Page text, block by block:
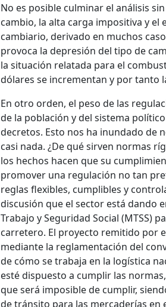
No es posible culminar el análisis
cambio, la alta carga impositiva y el
cambiario, derivado en muchos
provoca la depresión del tipo de
la situación relatada para el
dólares se incrementan y por tanto
En otro orden, el peso de las
de la población y del sistema
decretos. Esto nos ha inundado de
casi nada. ¿De qué sirven normas
los hechos hacen que su
promover una regulación no tan
reglas flexibles, cumplibles y
discusión que el sector está dando
Trabajo y Seguridad Social (MTSS)
carretero. El proyecto remitido por
mediante la reglamentación del
de cómo se trabaja en la logística
esté dispuesto a cumplir las
que será imposible de cumplir,
de tránsito para las mercaderías en